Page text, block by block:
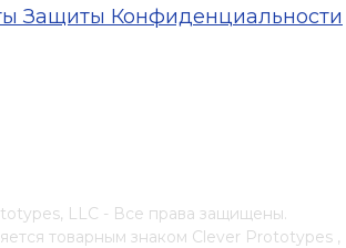
Защиты Конфиденциальности
LLC - Все права защищены.
товарным знаком Clever Prototypes ,